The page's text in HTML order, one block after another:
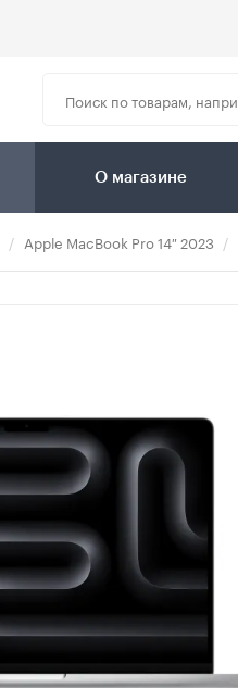
О магазине
Apple MacBook Pro 14″ 2023